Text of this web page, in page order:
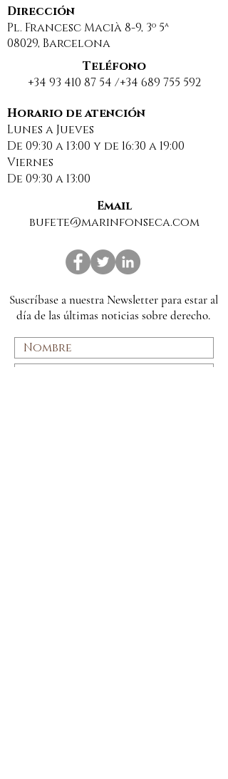
jurídico: extinción
de condominio
Dirección
Pl. Francesc Macià 8-9, 3º 5ª
08029, Barcelona
Teléfono
+34 93 410 87 54 /+34 689 755 592
Horario de atención
Lunes a Jueves
De 09:30 a 13:00 y de 16:30 a 19:00
Viernes
De 09:30 a 13:00
Email
bufete@marinfonseca.com
Suscríbase a nuestra Newsletter para estar al
día de las últimas noticias sobre derecho.